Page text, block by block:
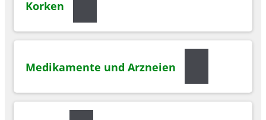
Korken
Medikamente und Arzneien